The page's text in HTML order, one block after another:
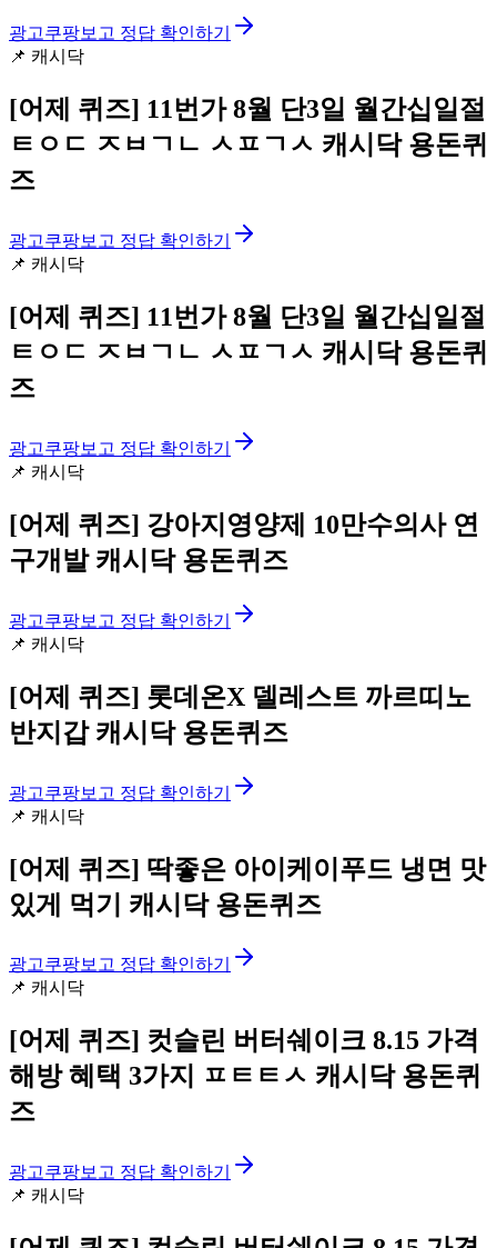
광고쿠팡보고 정답 확인하기
📌 캐시닥
[어제 퀴즈] 11번가 8월 단3일 월간십일절
ㅌㅇㄷ ㅈㅂㄱㄴ ㅅㅍㄱㅅ 캐시닥 용돈퀴
즈
광고쿠팡보고 정답 확인하기
📌 캐시닥
[어제 퀴즈] 11번가 8월 단3일 월간십일절
ㅌㅇㄷ ㅈㅂㄱㄴ ㅅㅍㄱㅅ 캐시닥 용돈퀴
즈
광고쿠팡보고 정답 확인하기
📌 캐시닥
[어제 퀴즈] 강아지영양제 10만수의사 연
구개발 캐시닥 용돈퀴즈
광고쿠팡보고 정답 확인하기
📌 캐시닥
[어제 퀴즈] 롯데온X 델레스트 까르띠노
반지갑 캐시닥 용돈퀴즈
광고쿠팡보고 정답 확인하기
📌 캐시닥
[어제 퀴즈] 딱좋은 아이케이푸드 냉면 맛
있게 먹기 캐시닥 용돈퀴즈
광고쿠팡보고 정답 확인하기
📌 캐시닥
[어제 퀴즈] 컷슬린 버터쉐이크 8.15 가격
해방 혜택 3가지 ㅍㅌㅌㅅ 캐시닥 용돈퀴
즈
광고쿠팡보고 정답 확인하기
📌 캐시닥